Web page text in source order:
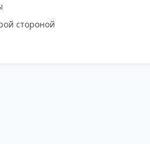
стороной